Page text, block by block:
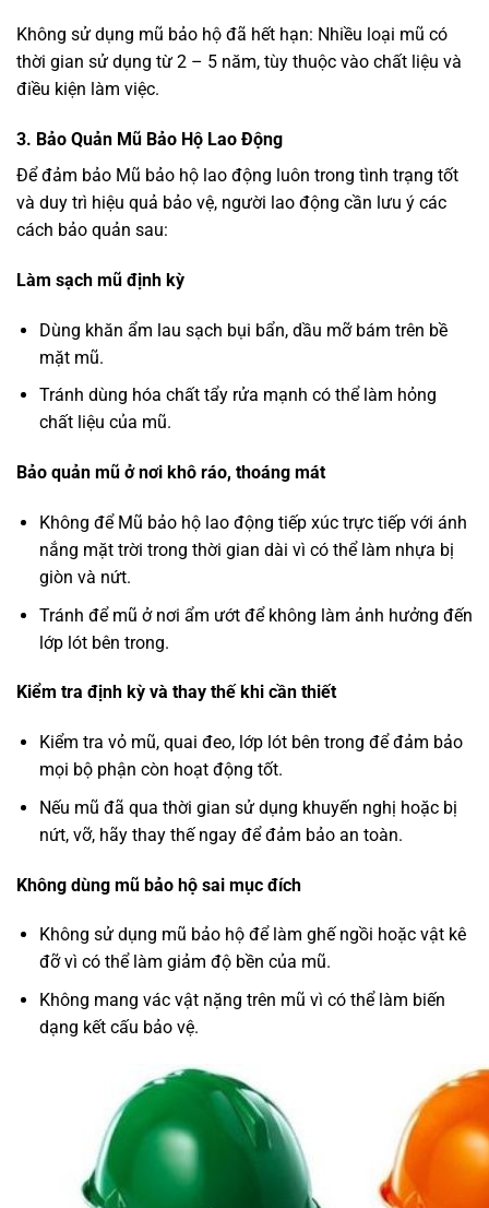
Không sử dụng mũ bảo hộ đã hết hạn: Nhiều loại mũ có
thời gian sử dụng từ 2 – 5 năm, tùy thuộc vào chất liệu và
điều kiện làm việc.
3. Bảo Quản Mũ Bảo Hộ Lao Động
Để đảm bảo Mũ bảo hộ lao động luôn trong tình trạng tốt
và duy trì hiệu quả bảo vệ, người lao động cần lưu ý các
cách bảo quản sau:
Làm sạch mũ định kỳ
Dùng khăn ẩm lau sạch bụi bẩn, dầu mỡ bám trên bề
mặt mũ.
Tránh dùng hóa chất tẩy rửa mạnh có thể làm hỏng
chất liệu của mũ.
Bảo quản mũ ở nơi khô ráo, thoáng mát
Không để Mũ bảo hộ lao động tiếp xúc trực tiếp với ánh
nắng mặt trời trong thời gian dài vì có thể làm nhựa bị
giòn và nứt.
Tránh để mũ ở nơi ẩm ướt để không làm ảnh hưởng đến
lớp lót bên trong.
Kiểm tra định kỳ và thay thế khi cần thiết
Kiểm tra vỏ mũ, quai đeo, lớp lót bên trong để đảm bảo
mọi bộ phận còn hoạt động tốt.
Nếu mũ đã qua thời gian sử dụng khuyến nghị hoặc bị
nứt, vỡ, hãy thay thế ngay để đảm bảo an toàn.
Không dùng mũ bảo hộ sai mục đích
Không sử dụng mũ bảo hộ để làm ghế ngồi hoặc vật kê
đỡ vì có thể làm giảm độ bền của mũ.
Không mang vác vật nặng trên mũ vì có thể làm biến
dạng kết cấu bảo vệ.